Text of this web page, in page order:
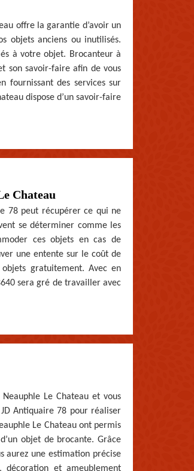
offre la garantie d’avoir un
objets anciens ou inutilisés.
à votre objet. Brocanteur à
son savoir-faire afin de vous
fournissant des services sur
dispose d’un savoir-faire
Chateau
78 peut récupérer ce qui ne
se déterminer comme les
ces objets en cas de
une entente sur le coût de
gratuitement. Avec en
sera gré de travailler avec
Le Chateau et vous
Antiquaire 78 pour réaliser
Le Chateau ont permis
objet de brocante. Grâce
aurez une estimation précise
et ameublement